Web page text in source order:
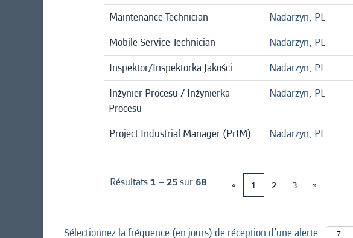
Maintenance Technician Nadarzyn, PL
Mobile Service Technician
Nadarzyn, PL
Inspektor/Inspektorka Jakości
Nadarzyn, PL
Inżynier Procesu / Inżynierka
Procesu
Nadarzyn, PL
Project Industrial Manager (PrIM) Nadarzyn, PL
Résultats1 – 25sur 68 « 1 2 3 »
Sélectionnez la fréquence (en jours) de réception d’une alerte :